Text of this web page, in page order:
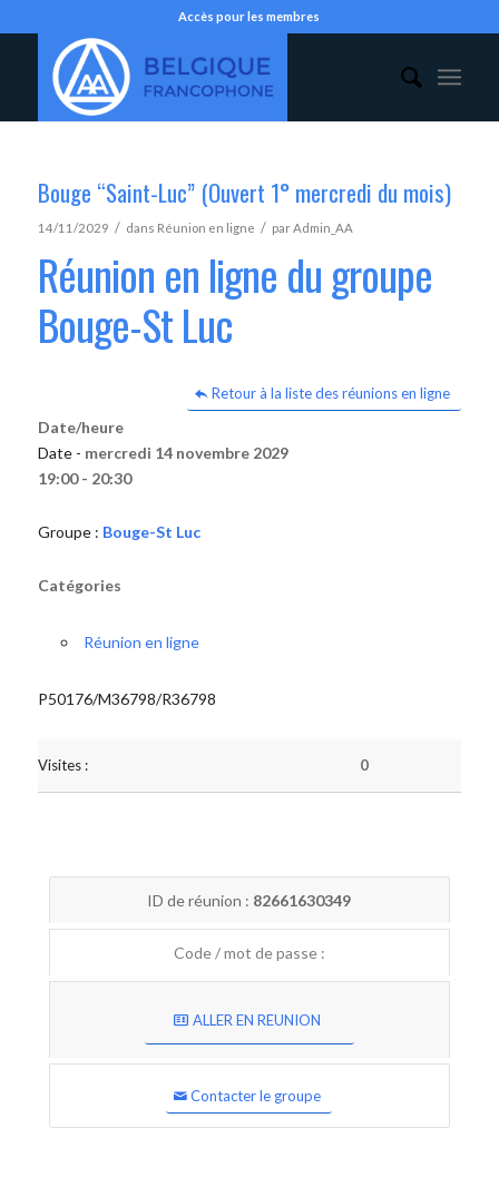
Accès pour les membres
Bouge “Saint-Luc” (Ouvert 1° mercredi du mois)
14/11/2029 / dans Réunion en ligne / parAdmin_AA
Réunion en ligne du groupe
Bouge-St Luc
Retour à la liste des réunions en ligne
Date/heure
Date - mercredi 14 novembre 2029
19:00 - 20:30
Groupe : Bouge-St Luc
Catégories
Réunion en ligne
P50176/M36798/R36798
Visites : 0
ID de réunion : 82661630349
Code / mot de passe :
ALLER EN REUNION
Contacter le groupe